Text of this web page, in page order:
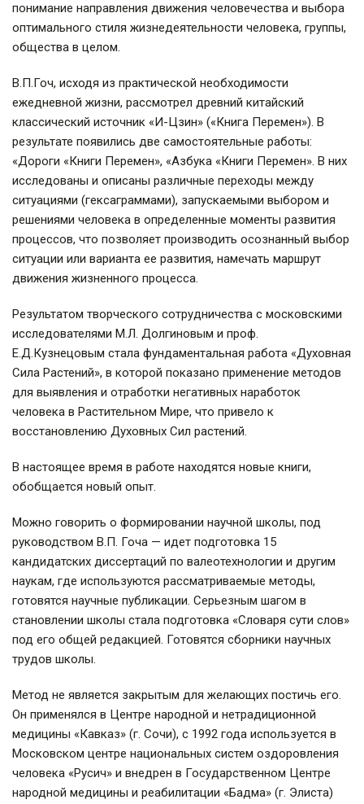
понимание направления движения человечества и выбора
оптимального стиля жизнедеятельности человека, группы,
общества в целом.
В.П.Гоч, исходя из практической необходимости
ежедневной жизни, рассмотрел древний китайский
классический источник «И-Цзин» («Книга Перемен»). В
результате появились две самостоятельные работы:
«Дороги «Книги Перемен», «Азбука «Книги Перемен». В них
исследованы и описаны различные переходы между
ситуациями (гексаграммами), запускаемыми выбором и
решениями человека в определенные моменты развития
процессов, что позволяет производить осознанный выбор
ситуации или варианта ее развития, намечать маршрут
движения жизненного процесса.
Результатом творческого сотрудничества с московскими
исследователями М.Л. Долгиновым и проф.
Е.Д.Кузнецовым стала фундаментальная работа «Духовная
Сила Растений», в которой показано применение методов
для выявления и отработки негативных наработок
человека в Растительном Мире, что привело к
восстановлению Духовных Сил растений.
В настоящее время в работе находятся новые книги,
обобщается новый опыт.
Можно говорить о формировании научной школы, под
руководством В.П. Гоча — идет подготовка 15
кандидатских диссертаций по валеотехнологии и другим
наукам, где используются рассматриваемые методы,
готовятся научные публикации. Серьезным шагом в
становлении школы стала подготовка «Словаря сути слов»
под его общей редакцией. Готовятся сборники научных
трудов школы.
Метод не является закрытым для желающих постичь его.
Он применялся в Центре народной и нетрадиционной
медицины «Кавказ» (г. Сочи), с 1992 года используется в
Московском центре национальных систем оздоровления
человека «Русич» и внедрен в Государственном Центре
народной медицины и реабилитации «Бадма» (г. Элиста)